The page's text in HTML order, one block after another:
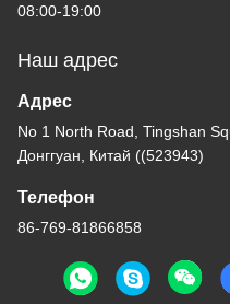
08:00-19:00
Наш адрес
Адрес
No 1 North Road, Tingshan
Донггуан, Китай ((523943)
Телефон
86-769-81866858